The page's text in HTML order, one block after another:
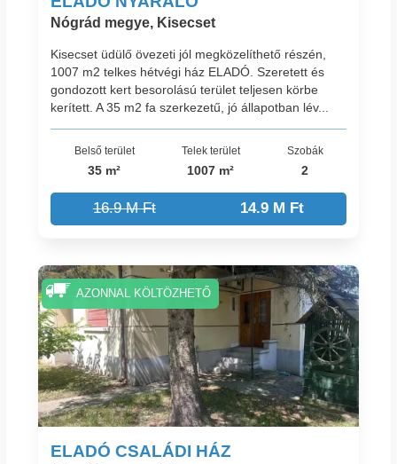
Nógrád megye, Kisecset
Kisecset üdülő övezeti jól megközelíthető részén,
1007 m2 telkes hétvégi ház ELADÓ. Szeretett és
gondozott kert besorolású terület teljesen körbe
kerített. A 35 m2 fa szerkezetű, jó állapotban lév...
Belső terület
35 m²
Telek terület
1007 m²
Szobák
2
16.9 M Ft 14.9 M Ft
ELADÓ CSALÁDI HÁZ
AZONNAL KÖLTÖZHETŐ